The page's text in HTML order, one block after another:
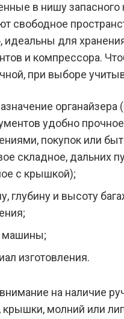
в нишу запасного
свободное
идеальны для
и компрессора.
при выборе
органайзера
удобно
покупок или
складное, дальних
с крышкой);
глубину и высоту
машины;
изготовления.
на наличие
крышки, молний или